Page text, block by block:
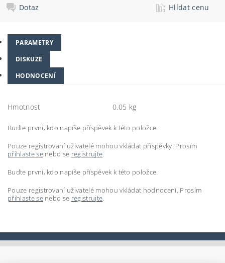
Dotaz
Hlídat cenu
PARAMETRY
DISKUZE
HODNOCENÍ
Hmotnost 0.05 kg
Buďte první, kdo napíše příspěvek k této položce.
Pouze registrovaní uživatelé mohou vkládat příspěvky. Prosím
přihlaste senebo se registrujte.
Buďte první, kdo napíše příspěvek k této položce.
Pouze registrovaní uživatelé mohou vkládat hodnocení. Prosím
přihlaste senebo se registrujte.